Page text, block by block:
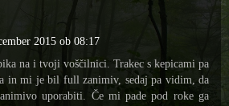
2015 ob 08:17
na i tvoji voščilnici. Trakec s kepicami pa
in mi je bil full zanimiv, sedaj pa vidim, da
uporabiti. Če mi pade pod roke ga